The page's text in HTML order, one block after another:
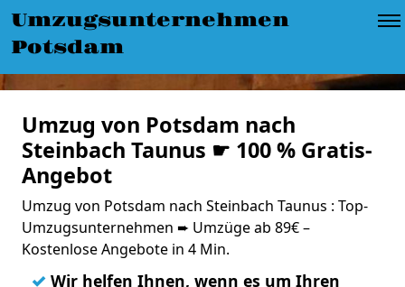
Umzugsunternehmen
Potsdam
Umzug von Potsdam nach
Steinbach Taunus ☛ 100 % Gratis-
Angebot
Umzug von Potsdam nach Steinbach Taunus : Top-
Umzugsunternehmen ➨ Umzüge ab 89€ –
Kostenlose Angebote in 4 Min.
✓ Wir helfen Ihnen, wenn es um Ihren